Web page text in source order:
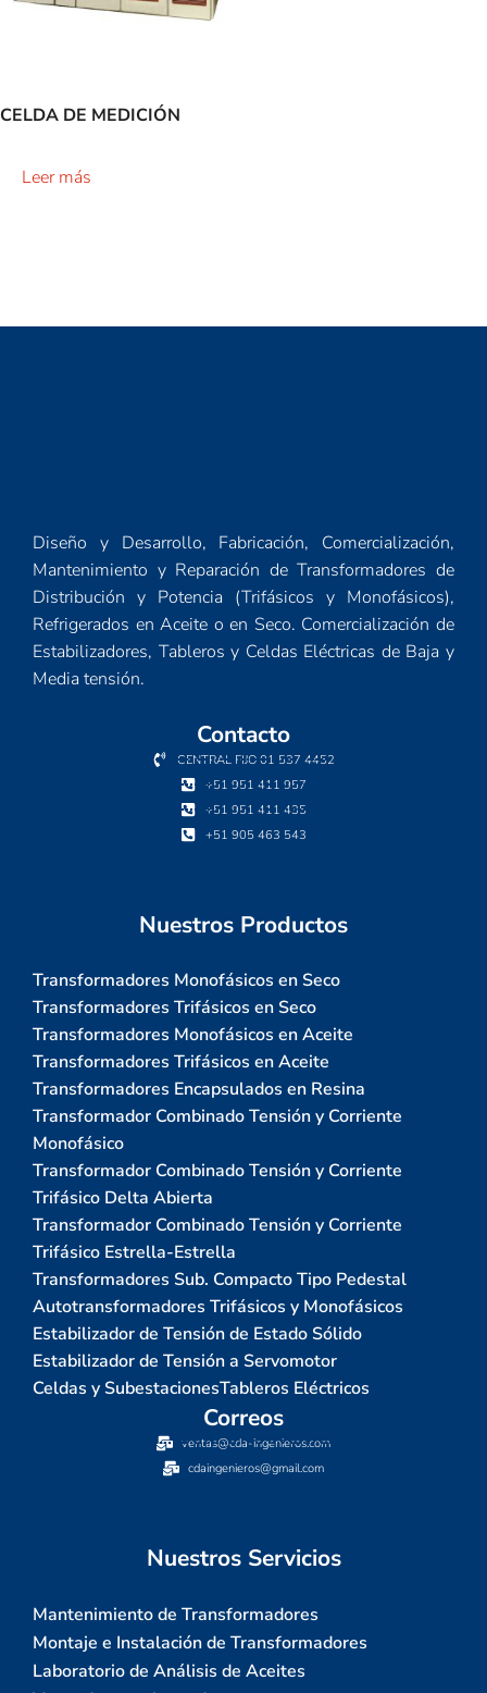
CELDA DE MEDICIÓN
Leer más
Diseño y Desarrollo, Fabricación, Comercialización,
Mantenimiento y Reparación de Transformadores de
Distribución y Potencia (Trifásicos y Monofásicos),
Refrigerados en Aceite o en Seco. Comercialización de
Estabilizadores, Tableros y Celdas Eléctricas de Baja y
Media tensión.
Contacto
CENTRAL FIJO 01 537 4452
+51 951 411 957
+51 951 411 435
+51 905 463 543
Nuestros Productos
Transformadores Monofásicos en Seco
Transformadores Trifásicos en Seco
Transformadores Monofásicos en Aceite
Transformadores Trifásicos en Aceite
Transformadores Encapsulados en Resina
Transformador Combinado Tensión y Corriente
Monofásico
Transformador Combinado Tensión y Corriente
Trifásico Delta Abierta
Transformador Combinado Tensión y Corriente
Trifásico Estrella-Estrella
Transformadores Sub. Compacto Tipo Pedestal
Autotransformadores Trifásicos y Monofásicos
Estabilizador de Tensión de Estado Sólido
Estabilizador de Tensión a Servomotor
Celdas y SubestacionesTableros Eléctricos
Correos
ventas@cda-ingenieros.com
cdaingenieros@gmail.com
Nuestros Servicios
Mantenimiento de Transformadores
Montaje e Instalación de Transformadores
Laboratorio de Análisis de Aceites